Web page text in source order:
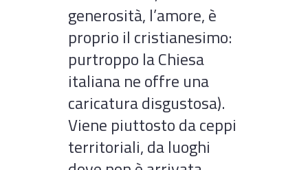
generosità, l’amore, è
proprio il cristianesimo:
purtroppo la Chiesa
italiana ne offre una
caricatura disgustosa).
Viene piuttosto da ceppi
territoriali, da luoghi